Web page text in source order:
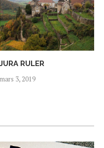
JURA RULER
mars 3, 2019